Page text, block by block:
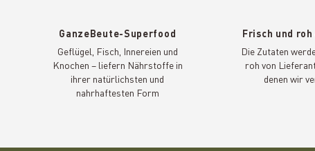
GanzeBeute-Superfood
Geflügel, Fisch, Innereien und
Knochen – liefern Nährstoffe in
ihrer natürlichsten und
nahrhaftesten Form
Frisch und
Die Zutaten
roh von
denen wir